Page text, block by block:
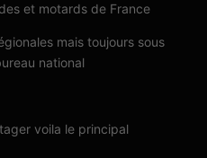
et motards de France
mais toujours sous
national
voila le principal